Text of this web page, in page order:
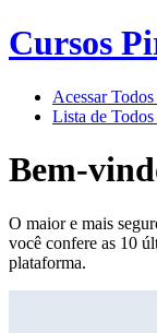
Cursos
Acessar
Lista de
Bem-
O maior e mais
você confere as 10
plataforma.